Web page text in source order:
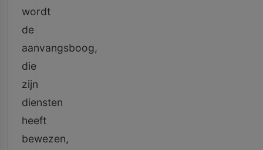
wordt
de
aanvangsboog,
die
zijn
diensten
heeft
bewezen,